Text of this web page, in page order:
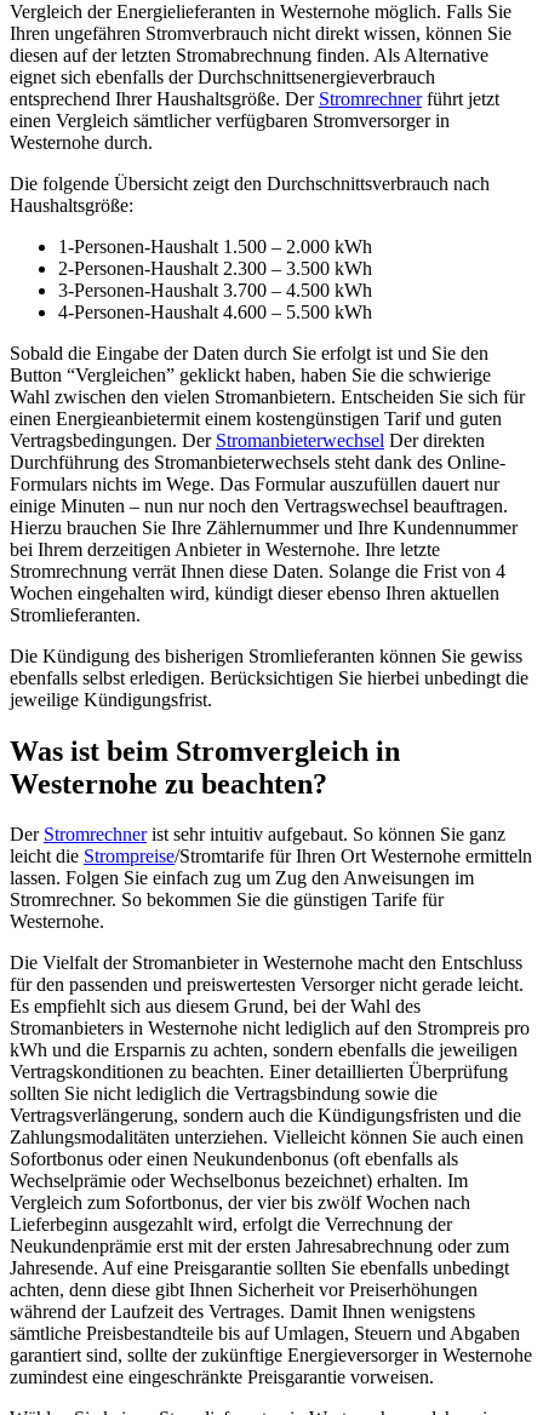
Vergleich der Energielieferanten in Westernohe möglich. Falls Sie
Ihren ungefähren Stromverbrauch nicht direkt wissen, können Sie
diesen auf der letzten Stromabrechnung finden. Als Alternative
eignet sich ebenfalls der Durchschnittsenergieverbrauch
entsprechend Ihrer Haushaltsgröße. Der Stromrechnerführt jetzt
einen Vergleich sämtlicher verfügbaren Stromversorger in
Westernohe durch.
Die folgende Übersicht zeigt den Durchschnittsverbrauch nach
Haushaltsgröße:
1-Personen-Haushalt 1.500 – 2.000 kWh
2-Personen-Haushalt 2.300 – 3.500 kWh
3-Personen-Haushalt 3.700 – 4.500 kWh
4-Personen-Haushalt 4.600 – 5.500 kWh
Sobald die Eingabe der Daten durch Sie erfolgt ist und Sie den
Button “Vergleichen” geklickt haben, haben Sie die schwierige
Wahl zwischen den vielen Stromanbietern. Entscheiden Sie sich für
einen Energieanbietermit einem kostengünstigen Tarif und guten
Vertragsbedingungen. Der Stromanbieterwechsel Der direkten
Durchführung des Stromanbieterwechsels steht dank des Online-
Formulars nichts im Wege. Das Formular auszufüllen dauert nur
einige Minuten – nun nur noch den Vertragswechsel beauftragen.
Hierzu brauchen Sie Ihre Zählernummer und Ihre Kundennummer
bei Ihrem derzeitigen Anbieter in Westernohe. Ihre letzte
Stromrechnung verrät Ihnen diese Daten. Solange die Frist von 4
Wochen eingehalten wird, kündigt dieser ebenso Ihren aktuellen
Stromlieferanten.
Die Kündigung des bisherigen Stromlieferanten können Sie gewiss
ebenfalls selbst erledigen. Berücksichtigen Sie hierbei unbedingt die
jeweilige Kündigungsfrist.
Was ist beim Stromvergleich in
Westernohe zu beachten?
Der Stromrechnerist sehr intuitiv aufgebaut. So können Sie ganz
leicht die Strompreise/Stromtarife für Ihren Ort Westernohe ermitteln
lassen. Folgen Sie einfach zug um Zug den Anweisungen im
Stromrechner. So bekommen Sie die günstigen Tarife für
Westernohe.
Die Vielfalt der Stromanbieter in Westernohe macht den Entschluss
für den passenden und preiswertesten Versorger nicht gerade leicht.
Es empfiehlt sich aus diesem Grund, bei der Wahl des
Stromanbieters in Westernohe nicht lediglich auf den Strompreis pro
kWh und die Ersparnis zu achten, sondern ebenfalls die jeweiligen
Vertragskonditionen zu beachten. Einer detaillierten Überprüfung
sollten Sie nicht lediglich die Vertragsbindung sowie die
Vertragsverlängerung, sondern auch die Kündigungsfristen und die
Zahlungsmodalitäten unterziehen. Vielleicht können Sie auch einen
Sofortbonus oder einen Neukundenbonus (oft ebenfalls als
Wechselprämie oder Wechselbonus bezeichnet) erhalten. Im
Vergleich zum Sofortbonus, der vier bis zwölf Wochen nach
Lieferbeginn ausgezahlt wird, erfolgt die Verrechnung der
Neukundenprämie erst mit der ersten Jahresabrechnung oder zum
Jahresende. Auf eine Preisgarantie sollten Sie ebenfalls unbedingt
achten, denn diese gibt Ihnen Sicherheit vor Preiserhöhungen
während der Laufzeit des Vertrages. Damit Ihnen wenigstens
sämtliche Preisbestandteile bis auf Umlagen, Steuern und Abgaben
garantiert sind, sollte der zukünftige Energieversorger in Westernohe
zumindest eine eingeschränkte Preisgarantie vorweisen.